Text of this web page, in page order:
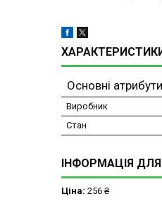
Основні атрибути
Виробник
Стан
ІНФОРМАЦІЯ
Ціна: 256 ₴